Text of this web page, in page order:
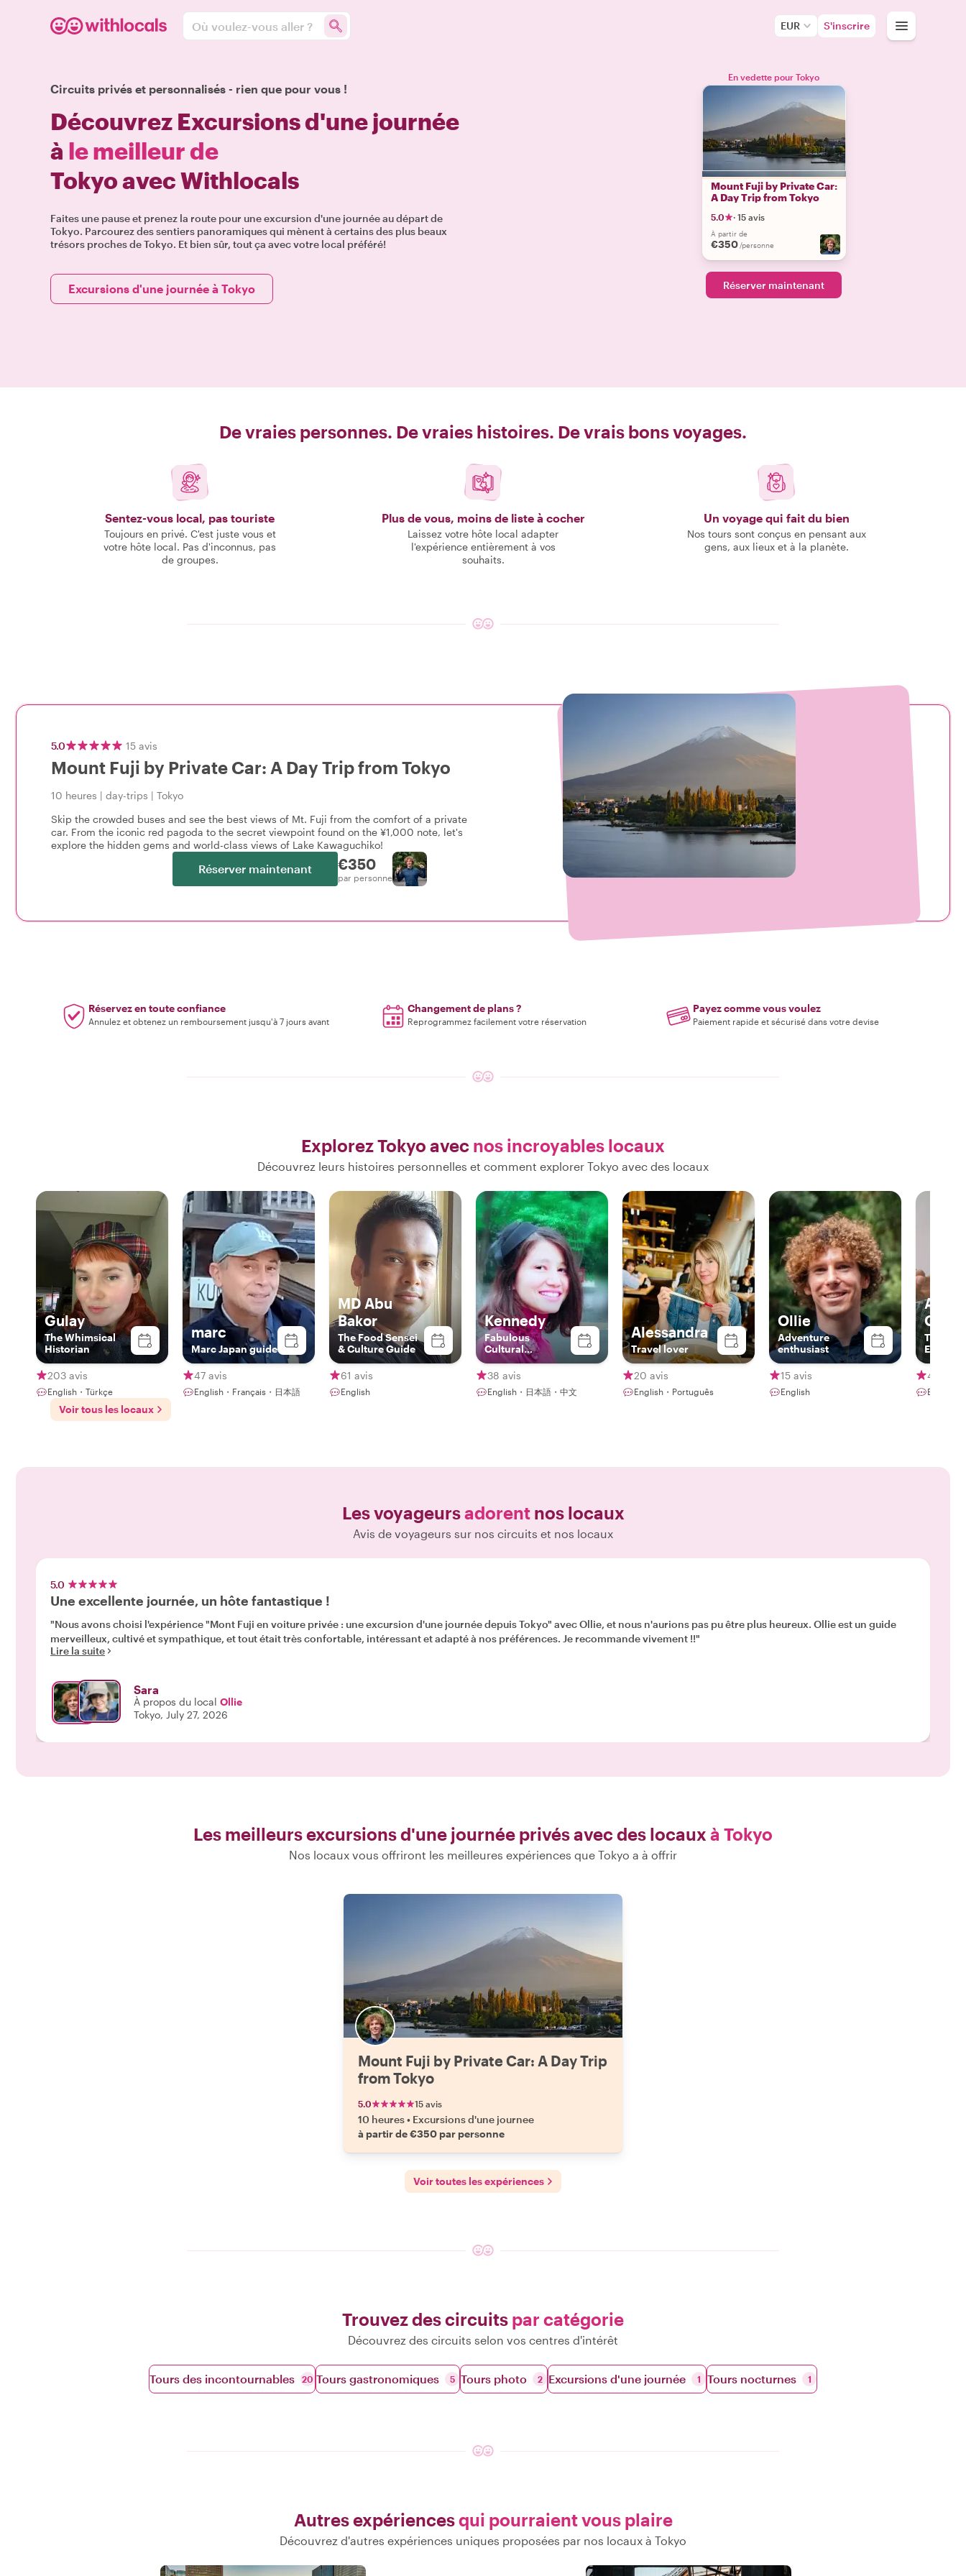
Où voulez-vous aller ? EUR S'inscrire
Circuits privés et personnalisés - rien que pour vous !
Découvrez Excursions d'une journée
à le meilleur de
Tokyo avec Withlocals
Faites une pause et prenez la route pour une excursion d'une journée au départ de
Tokyo. Parcourez des sentiers panoramiques qui mènent à certains des plus beaux
trésors proches de Tokyo. Et bien sûr, tout ça avec votre local préféré!
Excursions d'une journée à Tokyo
En vedette pour Tokyo
Mount Fuji by Private Car:
A Day Trip from Tokyo
5.0 · 15 avis
À partir de
€350 /personne
Réserver maintenant
De vraies personnes. De vraies histoires. De vrais bons voyages.
Sentez-vous local, pas touriste
Toujours en privé. C'est juste vous et
votre hôte local. Pas d'inconnus, pas
de groupes.
Plus de vous, moins de liste à cocher
Laissez votre hôte local adapter
l'expérience entièrement à vos
souhaits.
Un voyage qui fait du bien
Nos tours sont conçus en pensant aux
gens, aux lieux et à la planète.
5.0 15 avis
Mount Fuji by Private Car: A Day Trip from Tokyo
10 heures | day-trips | Tokyo
Skip the crowded buses and see the best views of Mt. Fuji from the comfort of a private
car. From the iconic red pagoda to the secret viewpoint found on the ¥1,000 note, let's
explore the hidden gems and world-class views of Lake Kawaguchiko!
Réserver maintenant €350
par personne
Réservez en toute confiance
Annulez et obtenez un remboursement jusqu'à 7 jours avant
Changement de plans ?
Reprogrammez facilement votre réservation
Payez comme vous voulez
Paiement rapide et sécurisé dans votre devise
Explorez Tokyo avec nos incroyables locaux
Découvrez leurs histoires personnelles et comment explorer Tokyo avec des locaux
Gulay
The Whimsical
Historian
203 avis
English・Türkçe
marc
Marc Japan guide
47 avis
English・Français・日本語
MD Abu
Bakor
The Food Sensei
& Culture Guide
61 avis
English
Kennedy
Fabulous
Cultural
Ambassador
38 avis
English・日本語・中文
Alessandra
Travel lover
20 avis
English・Português
Ollie
Adventure
enthusiast
15 avis
English
Ana
The
sus
un local.
4 avis
English
Voir tous les locaux
Les voyageursadorentnos locaux
Avis de voyageurs sur nos circuits et nos locaux
5.0
Une excellente journée, un hôte fantastique !
"Nous avons choisi l'expérience "Mont Fuji en voiture privée : une excursion d'une journée depuis Tokyo" avec Ollie, et nous n'aurions pas pu être plus heureux. Ollie est un guide
merveilleux, cultivé et sympathique, et tout était très confortable, intéressant et adapté à nos préférences. Je recommande vivement !!"
Lire la suite
Sara
À propos du local Ollie
Tokyo, July 27, 2026
Les meilleurs excursions d'une journée privés avec des locaux à Tokyo
Nos locaux vous offriront les meilleures expériences que Tokyo a à offrir
Mount Fuji by Private Car: A Day Trip
from Tokyo
5.0 15 avis
10 heures• Excursions d'une journee
à partir de €350 par personne
Voir toutes les expériences
Trouvez des circuits par catégorie
Découvrez des circuits selon vos centres d'intérêt
Tours des incontournables 20 Tours gastronomiques 5 Tours photo 2 Excursions d'une journée 1 Tours nocturnes 1
Autres expériencesqui pourraient vous plaire
Découvrez d'autres expériences uniques proposées par nos locaux à Tokyo